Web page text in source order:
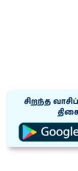
சிறந்த